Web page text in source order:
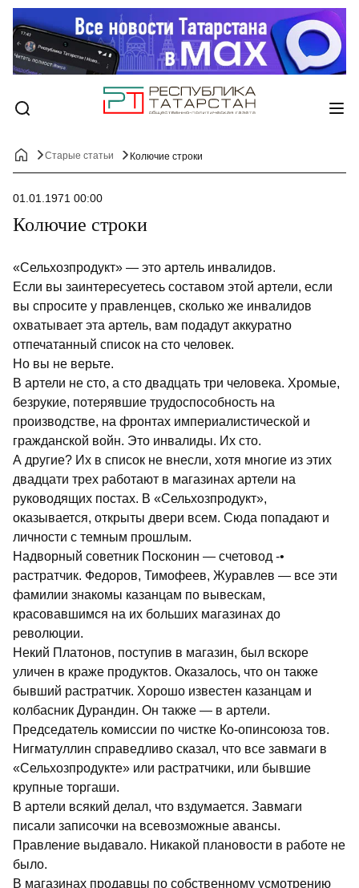
Старые статьи Колючие строки
01.01.1971 00:00
Колючие строки
«Сельхозпродукт» — это артель инвалидов.
Если вы заинтересуетесь составом этой артели, если
вы спросите у правленцев, сколько же инвалидов
охватывает эта артель, вам подадут аккуратно
отпечатанный список на сто человек.
Но вы не верьте.
В артели не сто, а сто двадцать три человека. Хромые,
безрукие, потерявшие трудоспособность на
производстве, на фронтах империалистической и
гражданской войн. Это инвалиды. Их сто.
А другие? Их в список не внесли, хотя многие из этих
двадцати трех работают в магазинах артели на
руководящих постах. В «Сельхозпродукт»,
оказывается, открыты двери всем. Сюда попадают и
личности с темным прошлым.
Надворный советник Посконин — счетовод -•
растратчик. Федоров, Тимофеев, Журавлев — все эти
фамилии знакомы казанцам по вывескам,
красовавшимся на их больших магазинах до
революции.
Некий Платонов, поступив в магазин, был вскоре
уличен в краже продуктов. Оказалось, что он также
бывший растратчик. Хорошо известен казанцам и
колбасник Дурандин. Он также — в артели.
Председатель комиссии по чистке Ко-опинсоюза тов.
Нигматуллин справедливо сказал, что все завмаги в
«Сельхозпродукте» или растратчики, или бывшие
крупные торгаши.
В артели всякий делал, что вздумается. Завмаги
писали записочки на всевозможные авансы.
Правление выдавало. Никакой плановости в работе не
было.
В магазинах продавцы по собственному усмотрению